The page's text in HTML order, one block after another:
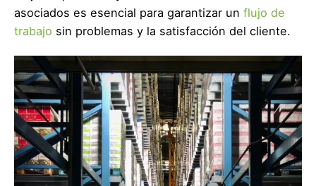
asociados es esencial para garantizar un flujo de
trabajo sin problemas y la satisfacción del cliente.